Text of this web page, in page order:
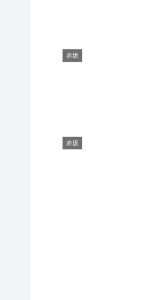
赤坂
赤坂